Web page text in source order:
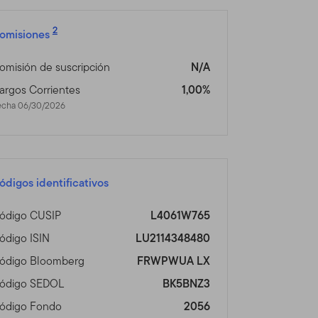
2
de suscripción
N/A
Corrientes
06/30/2026
1,00%
identificativos
CUSIP
L4061W765
ISIN
LU2114348480
Bloomberg
FRWPWUA LX
SEDOL
BK5BNZ3
Fondo
2056
no está dirigido a
disponibles
acción o bono, o
oferta, compra o venta
las restricciones de
asesor profesional.
Línea
haya acordado lo
Franklin Templeton
Franklin Templeton que